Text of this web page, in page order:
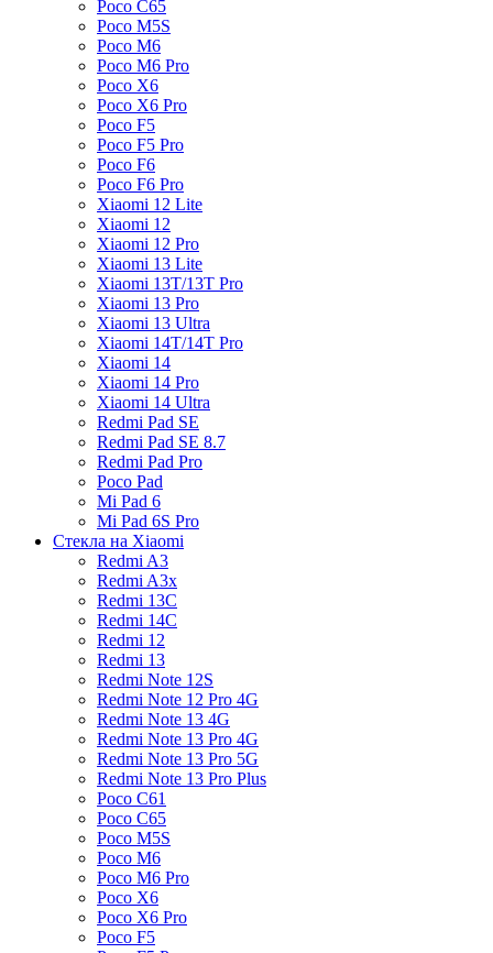
Poco C65
Poco M5S
Poco M6
Poco M6 Pro
Poco X6
Poco X6 Pro
Poco F5
Poco F5 Pro
Poco F6
Poco F6 Pro
Xiaomi 12 Lite
Xiaomi 12
Xiaomi 12 Pro
Xiaomi 13 Lite
Xiaomi 13T/13T Pro
Xiaomi 13 Pro
Xiaomi 13 Ultra
Xiaomi 14T/14T Pro
Xiaomi 14
Xiaomi 14 Pro
Xiaomi 14 Ultra
Redmi Pad SE
Redmi Pad SE 8.7
Redmi Pad Pro
Poco Pad
Mi Pad 6
Mi Pad 6S Pro
Стекла на Xiaomi
Redmi A3
Redmi A3x
Redmi 13C
Redmi 14C
Redmi 12
Redmi 13
Redmi Note 12S
Redmi Note 12 Pro 4G
Redmi Note 13 4G
Redmi Note 13 Pro 4G
Redmi Note 13 Pro 5G
Redmi Note 13 Pro Plus
Poco C61
Poco C65
Poco M5S
Poco M6
Poco M6 Pro
Poco X6
Poco X6 Pro
Poco F5